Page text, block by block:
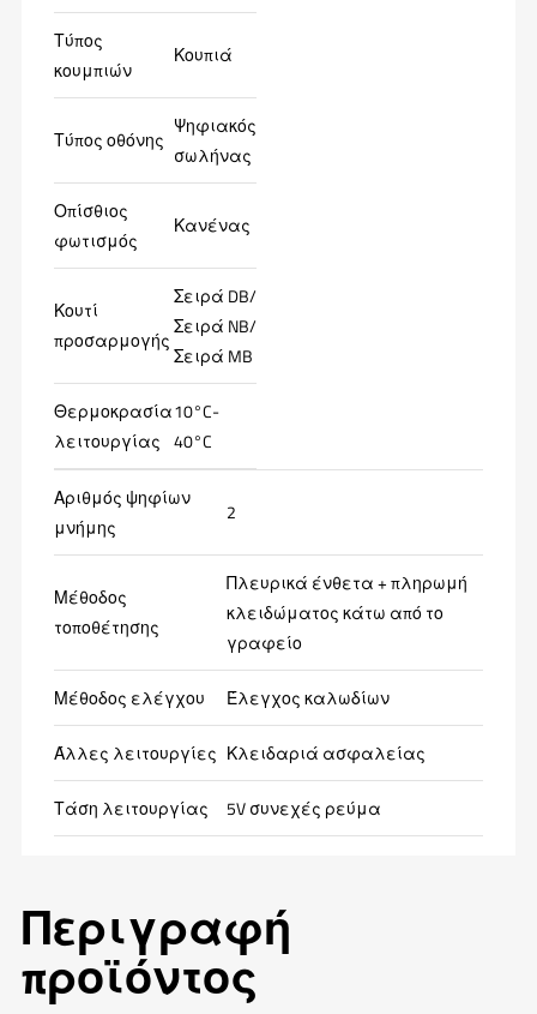
Τύπος
κουμπιών
Κουπιά
Τύπος οθόνης
Ψηφιακός
σωλήνας
Οπίσθιος
φωτισμός
Κανένας
Κουτί
προσαρμογής
Σειρά DB/
Σειρά NB/
Σειρά MB
Θερμοκρασία
λειτουργίας
10°C-
40°C
Αριθμός ψηφίων
μνήμης
2
Μέθοδος
τοποθέτησης
Πλευρικά ένθετα + πληρωμή
κλειδώματος κάτω από το
γραφείο
Μέθοδος ελέγχου Έλεγχος καλωδίων
Άλλες λειτουργίες Κλειδαριά ασφαλείας
Τάση λειτουργίας 5V συνεχές ρεύμα
Περιγραφή
προϊόντος